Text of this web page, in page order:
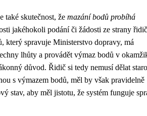
také skutečnost, že mazání bodů probíhá
jakéhokoli podání či žádosti ze strany
který spravuje Ministerstvo dopravy, má
lhůty a provádět výmaz bodů v
důvod. Řidič si tedy nemusí dělat
s výmazem bodů, měl by však pravidelně
stav, aby měl jistotu, že systém funguje